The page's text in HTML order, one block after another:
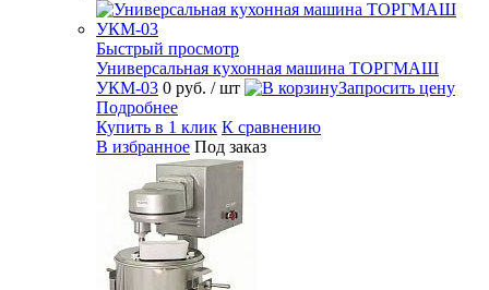
Быстрый просмотр
Универсальная кухонная машина ТОРГМАШ
УКМ-03 0 руб. / шт
Запросить цену
Подробнее
Купить в 1 клик К сравнению
В избранное Под заказ